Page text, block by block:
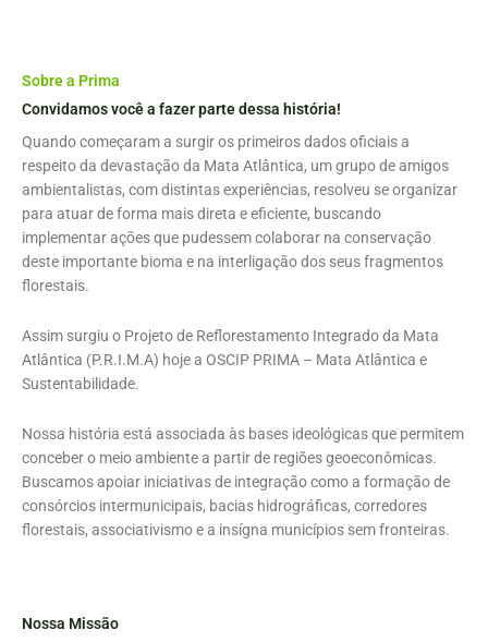
Sobre a Prima
Convidamos você a fazer parte dessa história!
Quando começaram a surgir os primeiros dados oficiais a
respeito da devastação da Mata Atlântica, um grupo de amigos
ambientalistas, com distintas experiências, resolveu se organizar
para atuar de forma mais direta e eficiente, buscando
implementar ações que pudessem colaborar na conservação
deste importante bioma e na interligação dos seus fragmentos
florestais.
Assim surgiu o Projeto de Reflorestamento Integrado da Mata
Atlântica (P.R.I.M.A) hoje a OSCIP PRIMA – Mata Atlântica e
Sustentabilidade.
Nossa história está associada às bases ideológicas que permitem
conceber o meio ambiente a partir de regiões geoeconômicas.
Buscamos apoiar iniciativas de integração como a formação de
consórcios intermunicipais, bacias hidrográficas, corredores
florestais, associativismo e a insígna municípios sem fronteiras.
Nossa Missão